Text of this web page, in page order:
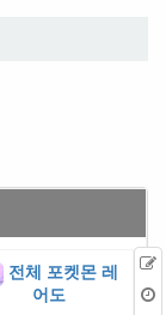
전체 포켓몬 레
어도